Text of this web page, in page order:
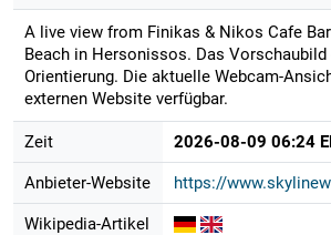
A live view from Finikas & Nikos Cafe
Beach in Hersonissos. Das Vorschaubild
Orientierung. Die aktuelle Webcam-
externen Website verfügbar.
Zeit 2026-08-09 06:24
Anbieter-Website https://
Wikipedia-Artikel